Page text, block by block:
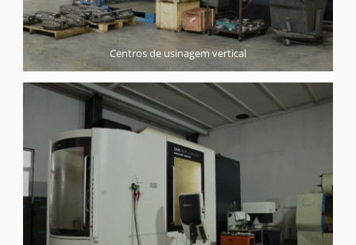
Centros de usinagem vertical